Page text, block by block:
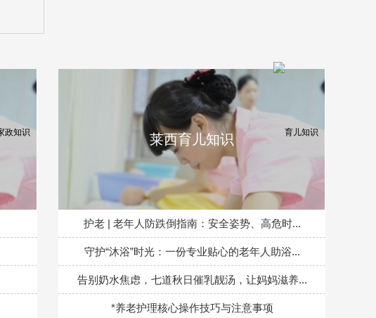
莱西育儿知识
护老 | 老年人防跌倒指南：安全姿势、高危时...
守护“沐浴”时光：一份专业贴心的老年人助浴...
告别奶水焦虑，七道秋日催乳靓汤，让妈妈滋养...
*养老护理核心操作技巧与注意事项